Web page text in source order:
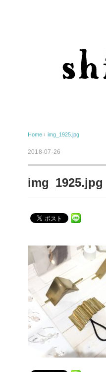
Home › img_1925.jpg
2018-07-26
img_1925.jpg